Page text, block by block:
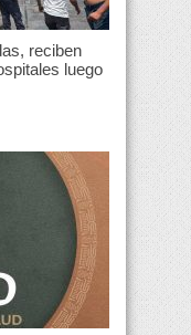
reciben
luego